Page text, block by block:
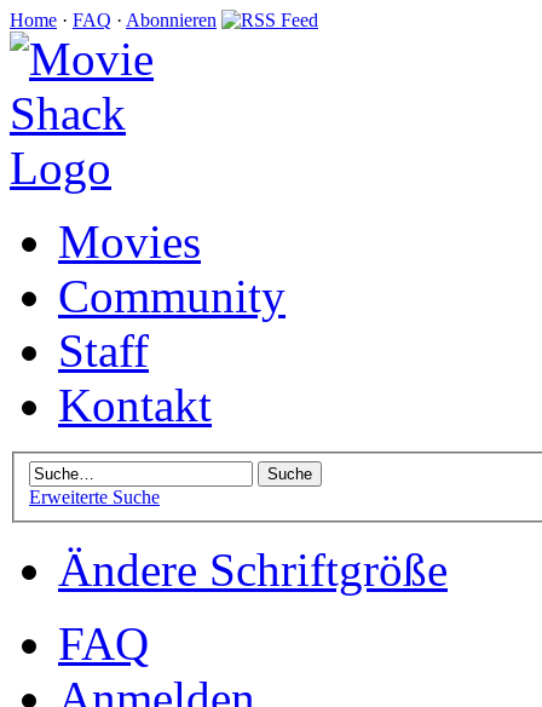
Home · FAQ · Abonnieren
Movies
Community
Staff
Kontakt
Erweiterte Suche
Ändere Schriftgröße
FAQ